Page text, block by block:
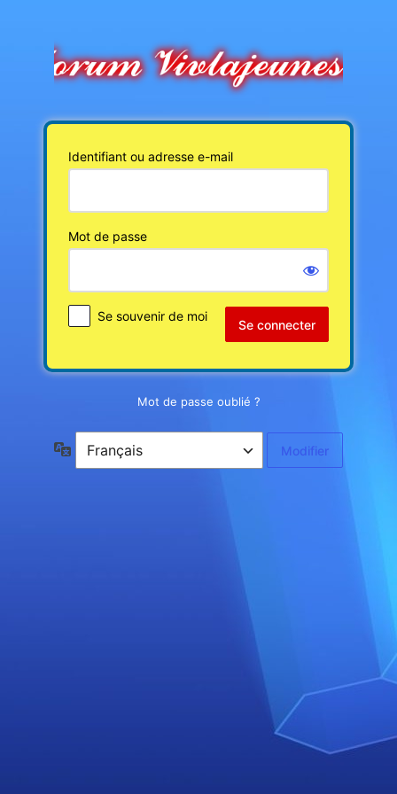
connecter
Identifiant ou adresse e-mail
Mot de passe
Se souvenir de moi
Mot de passe oublié ?
Langue